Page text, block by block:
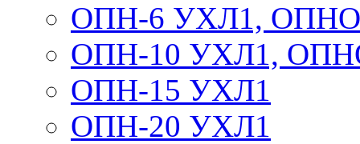
ОПН-6 УХЛ1,
ОПН-10 УХЛ1,
ОПН-15 УХЛ1
ОПН-20 УХЛ1